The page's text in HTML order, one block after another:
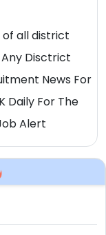
of all district
Disctrict
News For
Daily For The
Alert